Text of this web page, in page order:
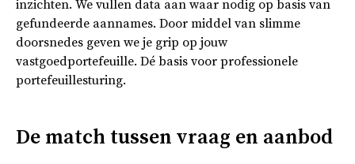
inzichten. We vullen data aan waar nodig op basis van
gefundeerde aannames. Door middel van slimme
doorsnedes geven we je grip op jouw
vastgoedportefeuille. Dé basis voor professionele
portefeuillesturing.
De match tussen vraag en aanbod